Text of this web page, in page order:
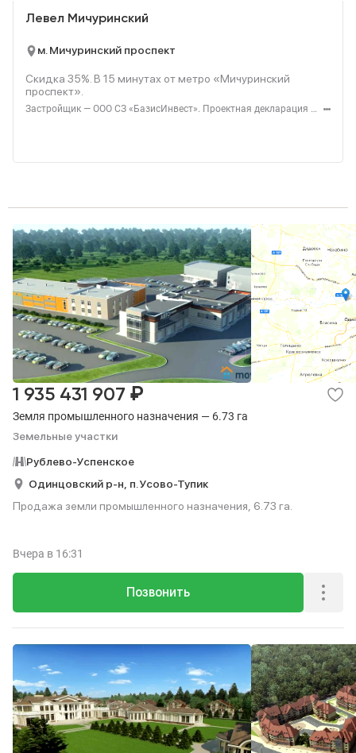
Левел Мичуринский
м. Мичуринский проспект
Скидка 35%. В 15 минутах от метро «Мичуринский
проспект».
Застройщик — ООО СЗ «БазисИнвест». Проектная декларация — наш.дом.рф. Акция до 31.08.2026. Не оферта. Подробности — level.ru
Земля промышленного назначения — 6.73 га
Земельные участки
1 935 431 907 ₽
Рублево-Успенское
Одинцовский р-н, п. Усово-Тупик
Продажа земли промышленного назначения, 6.73 га.
Позвонить
Вчера в 16:31